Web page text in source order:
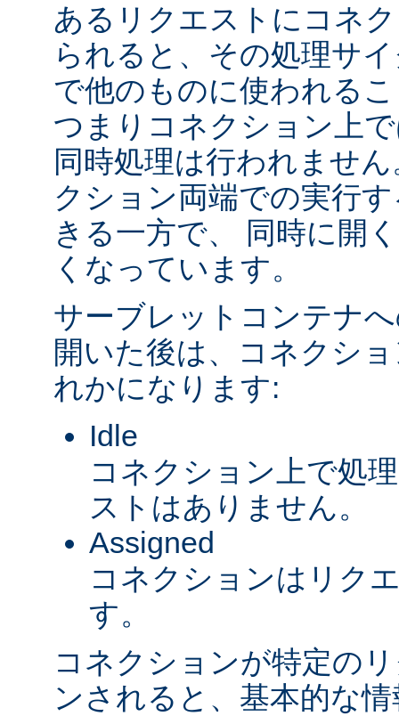
あるリクエストにコネ
られると、その処理サ
で他のものに使われる
つまりコネクション上
同時処理は行われませ
クション両端での実行
きる一方で、 同時に開
くなっています。
サーブレットコンテナ
開いた後は、コネクシ
れかになります:
Idle
コネクション上で処
ストはありません。
Assigned
コネクションはリク
す。
コネクションが特定の
ンされると、基本的な